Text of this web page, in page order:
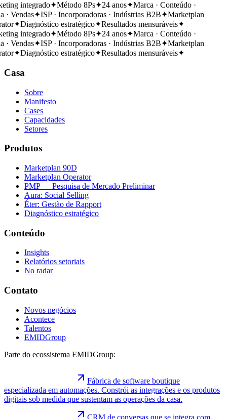
integrado✦Método 8Ps✦24 anos✦Marca · Conteúdo ·
Vendas✦ISP · Incorporadoras · Indústrias B2B✦Marketplan
✦Diagnóstico estratégico✦Resultados mensuráveis✦
integrado✦Método 8Ps✦24 anos✦Marca · Conteúdo ·
Vendas✦ISP · Incorporadoras · Indústrias B2B✦Marketplan
✦Diagnóstico estratégico✦Resultados mensuráveis✦
Casa
Sobre
Manifesto
Cases
Capacidades
Setores
Produtos
Marketplan 90D
Marketplan Operator
PMP — Pesquisa de Mercado Preliminar
Aura: Social Selling
Éter: Gestão de Rapport
Diagnóstico estratégico
Conteúdo
Insights
Relatórios setoriais
No radar
Contato
Novos negócios
Acontece
Talentos
EMIDGroup
Parte do ecossistema EMIDGroup:
Fábrica de software boutique
especializada em automações. Constrói as integrações e os produtos
digitais sob medida que sustentam as operações da casa.
CRM de conversas que se integra com